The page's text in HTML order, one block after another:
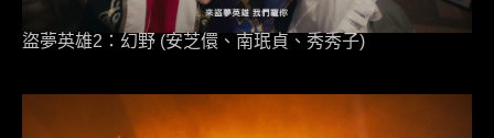
盜夢英雄2：幻野 (安芝儇、南珉貞、秀秀子)